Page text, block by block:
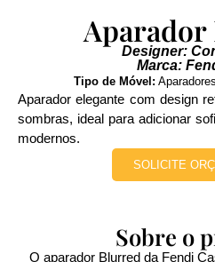
Designer:
Marca:
Tipo de Móvel: Aparadores
Aparador elegante com design
sombras, ideal para adicionar
modernos.
SOLICITE
Sobre o
O aparador Blurred da Fendi